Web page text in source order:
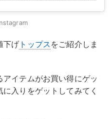
下げ トップス をご紹介しま
イテムがお買い得にゲッ
入りをゲットしてみてく